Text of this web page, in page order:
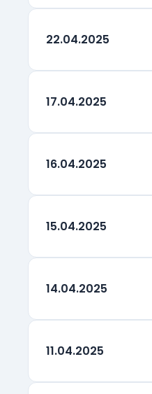
22.04.2025
17.04.2025
16.04.2025
15.04.2025
14.04.2025
11.04.2025